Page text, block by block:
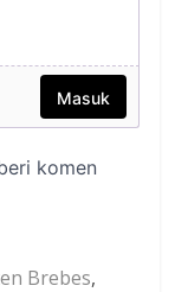
Brebes,